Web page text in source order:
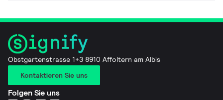
Obstgartenstrasse 1+3 8910 Affoltern am Albis
Kontaktieren Sie uns
Folgen Sie uns